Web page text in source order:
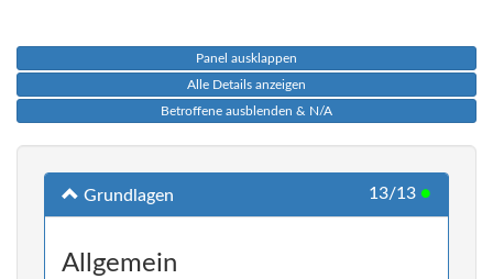
Panel ausklappen
Alle Details anzeigen
Betroffene ausblenden & N/A
Grundlagen 13/13 ●
Allgemein